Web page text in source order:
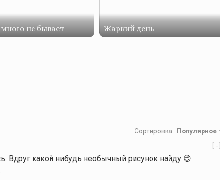
не бывает Жаркий день
Сортировка: Популярное
[-]
Вдруг какой нибудь необычный рисунок найду 😊